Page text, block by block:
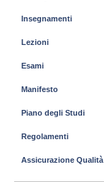
Insegnamenti
Lezioni
Esami
Manifesto
Piano degli Studi
Regolamenti
Assicurazione Qualità